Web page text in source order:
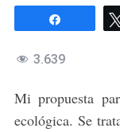
Compartir
3.639
Mi propuesta
ecológica. Se